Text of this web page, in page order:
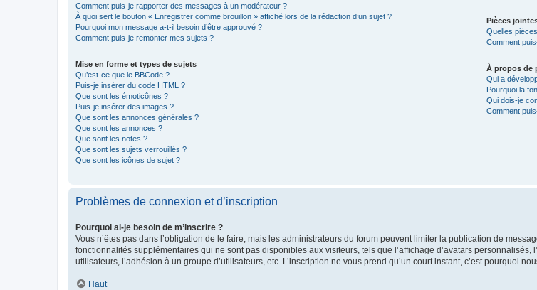
Comment puis-je rapporter des messages à un modérateur ?
À quoi sert le bouton « Enregistrer comme brouillon » affiché lors de la rédaction d’un sujet ?
Pourquoi mon message a-t-il besoin d’être approuvé ?
Comment puis-je remonter mes sujets ?
Mise en forme et types de sujets
Qu’est-ce que le BBCode ?
Puis-je insérer du code HTML ?
Que sont les émoticônes ?
Puis-je insérer des images ?
Que sont les annonces générales ?
Que sont les annonces ?
Que sont les notes ?
Que sont les sujets verrouillés ?
Que sont les icônes de sujet ?
Pièces
Quelles
Comment
À propos de
Qui a
Pourquoi la
Qui dois-je
Comment
Problèmes de connexion et d’inscription
Pourquoi ai-je besoin de m’inscrire ?
Vous n’êtes pas dans l’obligation de le faire, mais les administrateurs du forum peuvent limiter la publication de
fonctionnalités supplémentaires qui ne sont pas disponibles aux visiteurs, tels que l’affichage d’avatars
utilisateurs, l’adhésion à un groupe d’utilisateurs, etc. L’inscription ne vous prend qu’un court instant, c’est pourquoi
Haut